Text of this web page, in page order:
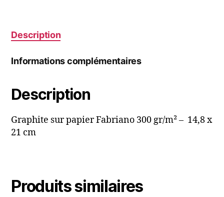
Description
Informations complémentaires
Description
Graphite sur papier Fabriano 300 gr/m² – 14,8 x
21 cm
Produits similaires